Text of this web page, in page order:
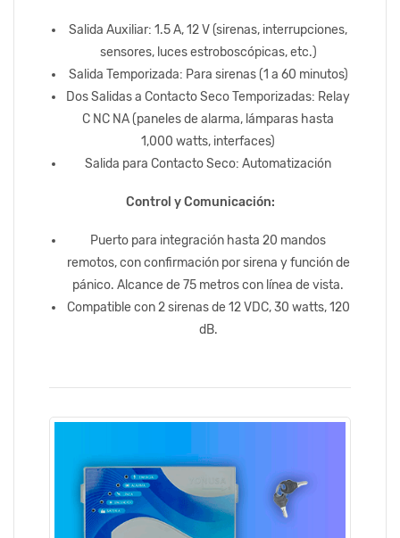
Salida Auxiliar: 1.5 A, 12 V (sirenas, interrupciones,
sensores, luces estroboscópicas, etc.)
Salida Temporizada: Para sirenas (1 a 60 minutos)
Dos Salidas a Contacto Seco Temporizadas: Relay
C NC NA (paneles de alarma, lámparas hasta
1,000 watts, interfaces)
Salida para Contacto Seco: Automatización
Control y Comunicación:
Puerto para integración hasta 20 mandos
remotos, con confirmación por sirena y función de
pánico. Alcance de 75 metros con línea de vista.
Compatible con 2 sirenas de 12 VDC, 30 watts, 120
dB.